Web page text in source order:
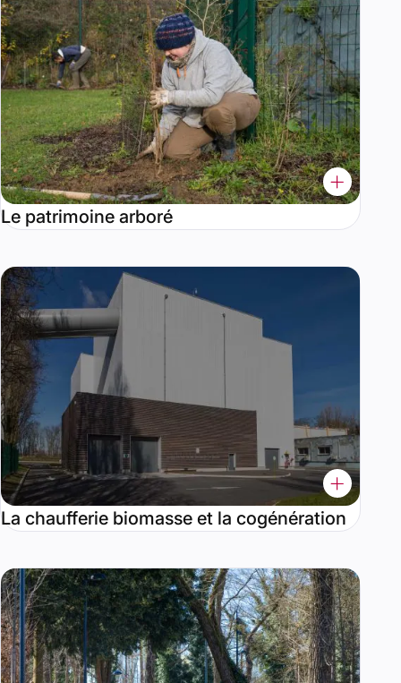
Le patrimoine arboré
La chaufferie biomasse et la cogénération